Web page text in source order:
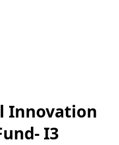
Innovation
I3